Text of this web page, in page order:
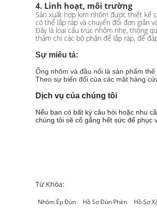
4. Linh hoạt, môi trường
Sản xuất hợp kim nhôm được thiết kế
có thể lắp ráp và chuyển đổi đơn giản
Đây là loại cấu trúc nhôm nhẹ, thông
thậm chí các bộ phận để lắp ráp, để
Sự miêu tả:
Ống nhôm và đầu nối là sản phẩm
Theo sự biến đổi của các mặt hàng
Dịch vụ của chúng tôi
Nếu bạn có bất kỳ câu hỏi hoặc nhu
chúng tôi sẽ cố gắng hết sức để phục
Từ Khóa:
Nhôm Ép Đùn Hồ Sơ Đùn Phèn Hồ Sơ